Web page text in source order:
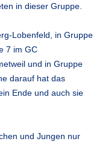
in dieser Gruppe.
Lobenfeld, in Gruppe
7 im GC
und in Gruppe
darauf hat das
Ende und auch sie
und Jungen nur